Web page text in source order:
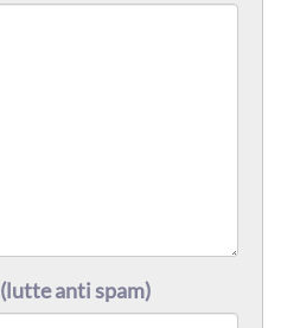
(lutte anti spam)